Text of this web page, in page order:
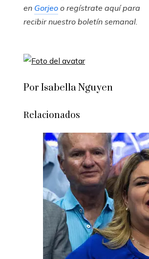
en Gorjeo o regístrate aquí para
recibirnuestro boletín semanal.
Por Isabella Nguyen
Relacionados